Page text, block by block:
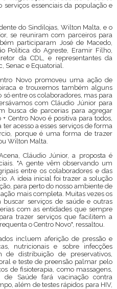
essenciais da população e
do Sindilojas, Wilton Malta, e o
se reuniram com parceiros para
participaram José de Macedo,
Política do Agreste, Eramir Filho,
da CDL, e representantes da
Senac e Equatorial.
Novo promoveu uma ação de
e trouxemos também alguns
só entre os colaboradores, mas para
com Cláudio Júnior para
busca de parcerias para agregar
Centro Novo é positiva para todos,
acesso a esses serviços de forma
porque é uma forma de trazer
Wilton Malta.
Cláudio Júnior, a proposta é
"A gente vêm observando um
entre os colaboradores e das
A ideia inicial foi trazer a solução
para perto do nosso ambiente de
mais completa. Muitas vezes os
serviços de saúde e outras
com as entidades que sempre
trazer serviços que facilitem a
o Centro Novo", ressaltou.
incluem aferição de pressão e
nutricionais e sobre infecções
de distribuição de preservativos,
e teste de preensão palmar pelo
de fisioterapia, como massagens,
de Saúde fará vacinação contra
além de testes rápidos para HIV,